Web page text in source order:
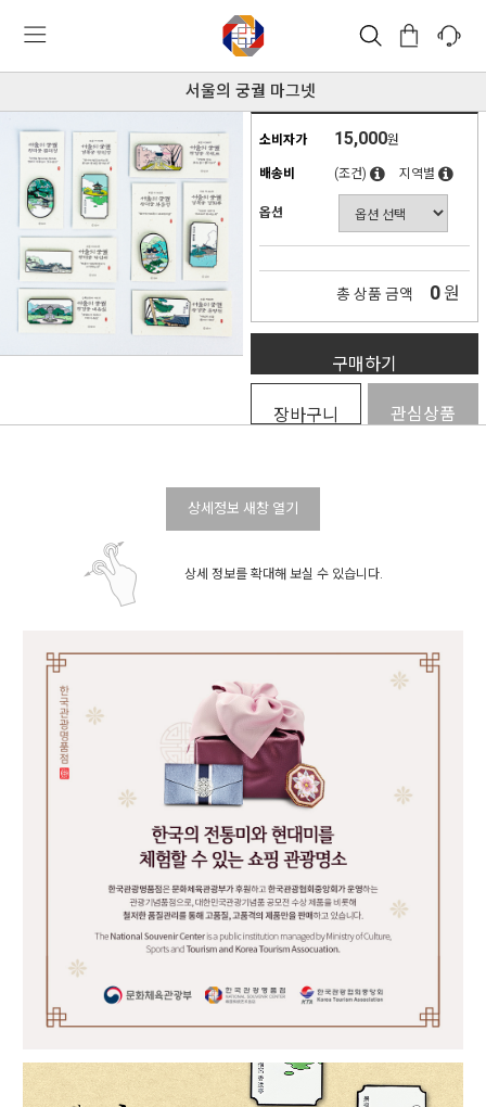
서울의 궁궐 마그넷
소비자가 15,000원
배송비 (조건) 지역별
옵션
총 상품 금액 0 원
구매하기
장바구니 관심상품
상세정보 새창 열기
상세 정보를 확대해 보실 수 있습니다.